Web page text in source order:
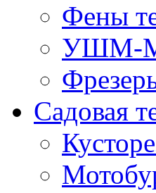
Фены
УШМ-
Садовая